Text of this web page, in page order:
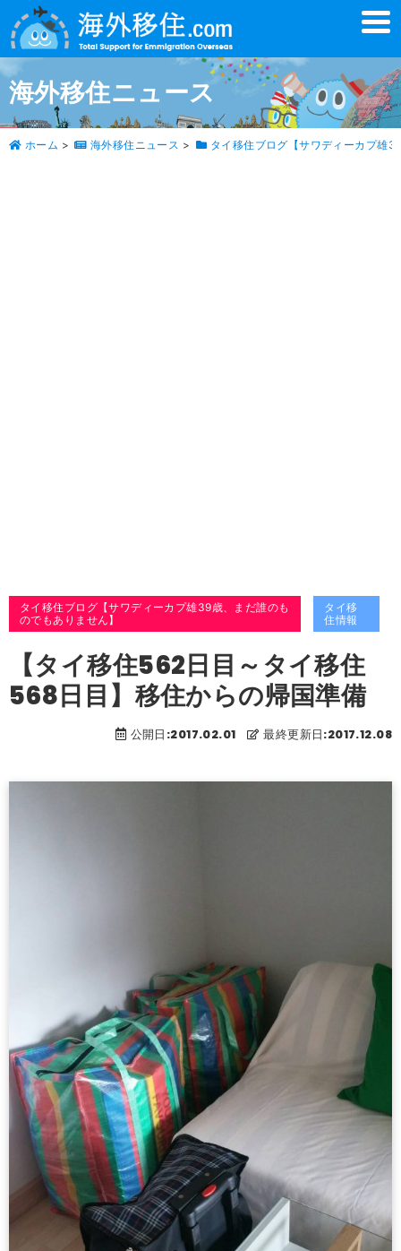
t
o
g
e
n
a
v
i
海外移住ニュース
ホーム > 海外移住ニュース > タイ移住ブログ【サワディーカプ雄
タイ移住ブログ【サワディーカプ雄39歳、まだ誰のも
のでもありません】
タイ移
住情報
【タイ移住562日目～タイ移住
568日目】移住からの帰国準備
公開日:2017.02.01 最終更新日:2017.12.08